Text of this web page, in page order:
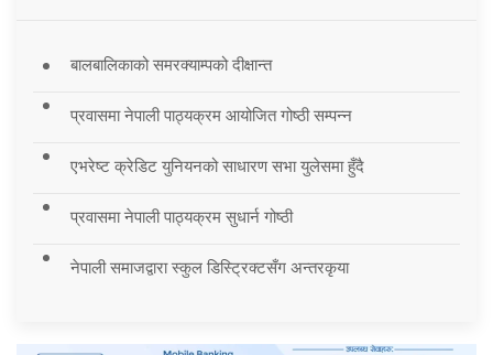
बालबालिकाको समरक्याम्पको दीक्षान्त
प्रवासमा नेपाली पाठ्यक्रम आयोजित गोष्ठी सम्पन्न
एभरेष्ट क्रेडिट युनियनको साधारण सभा युलेसमा हुँदै
प्रवासमा नेपाली पाठ्यक्रम सुधार्न गोष्ठी
नेपाली समाजद्वारा स्कुल डिस्ट्रिक्टसँग अन्तरकृया